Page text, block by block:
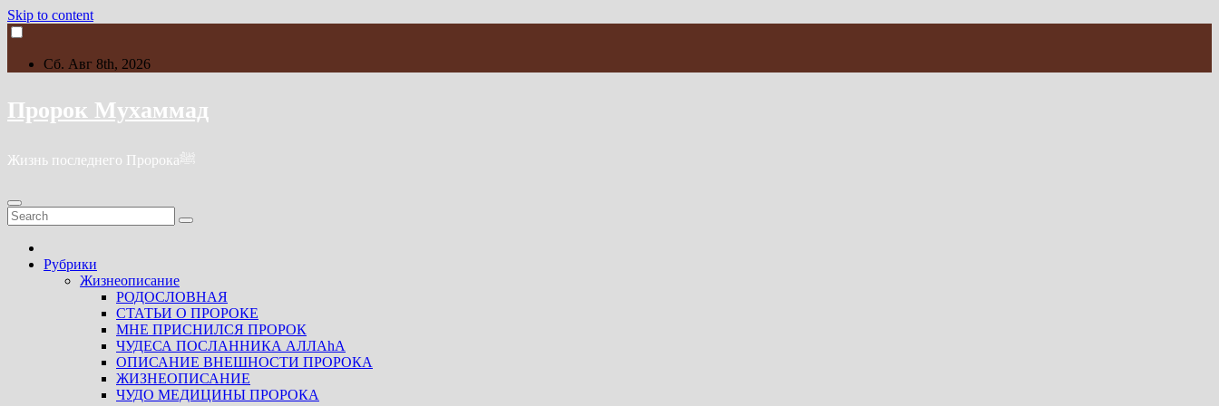
Skip to content
Сб. Авг 8th, 2026
Пророк Мухаммад
Жизнь последнего Пророкаﷺ
Рубрики
Жизнеописание
РОДОСЛОВНАЯ
СТАТЬИ О ПРОРОКЕ
МНЕ ПРИСНИЛСЯ ПРОРОК
ЧУДЕСА ПОСЛАННИКА АЛЛАhА
ОПИСАНИЕ ВНЕШНОСТИ ПРОРОКА
ЖИЗНЕОПИСАНИЕ
ЧУДО МЕДИЦИНЫ ПРОРОКА